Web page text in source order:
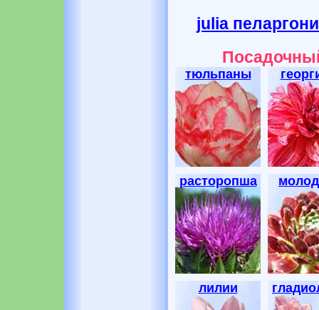
julia
тюльпаны
расторопша
лилии